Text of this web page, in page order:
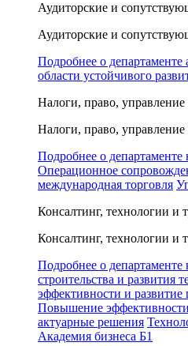
Аудиторские и
Аудиторские и
Подробнее о
области устойчивого
Налоги, право,
Налоги, право,
Подробнее о департаменте
Операционное
международная торговля
Консалтинг, технологии и
Консалтинг, технологии и
Подробнее о департаменте
строительства и развития
эффективности и развитие
Повышение
актуарные решения
Академия бизнеса Б1